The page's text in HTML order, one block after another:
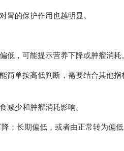
胃的保护作用也越明显。
，可能提示营养下降或肿瘤消耗
简单按高低判断，需要结合其他指
减少和肿瘤消耗影响。
；长期偏低，或者由正常转为偏